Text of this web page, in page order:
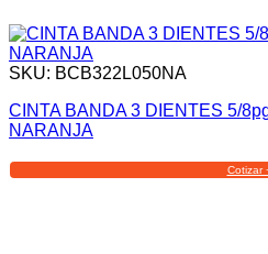
SKU: BCB322L050NA
CINTA BANDA 3 DIENTES 5/
NARANJA
Cotizar